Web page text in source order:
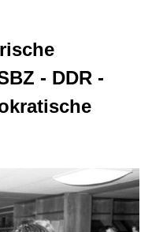
- DDR -